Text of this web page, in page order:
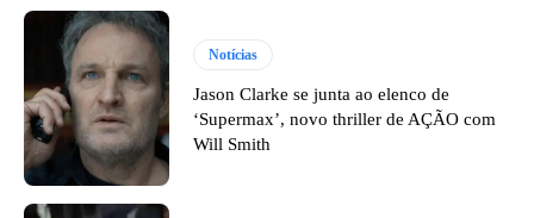
Notícias
Jason Clarke se junta ao elenco de
‘Supermax’, novo thriller de AÇÃO com
Will Smith